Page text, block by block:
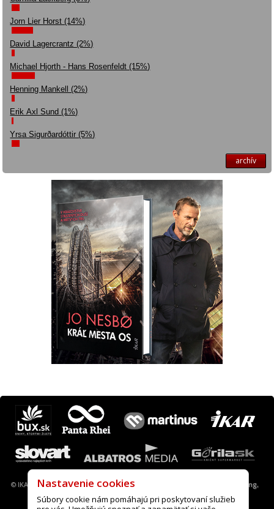
Jorn Lier Horst (14%)
David Lagercrantz (2%)
Michael Hjorth - Hans Rosenfeldt (15%)
Henning Mankell (2%)
Erik Axl Sund (1%)
Yrsa Sigurðardóttir (5%)
archív
© IKAR a. s., 2013-2022 |Nastavenie cookies A.I.S. webové stránky, desing,